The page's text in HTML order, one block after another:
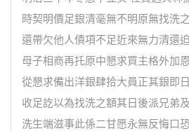
時契明價足銀清毫無不明原無找洗
還帶欠他人債項不足近來無力清還
母子相商再托原中懇求買主格外加
從懇求備出洋銀肆拾大員正其銀即
收足訖以為找洗之額其日後派兄弟
洗生端滋事此係二甘愿永無反悔口